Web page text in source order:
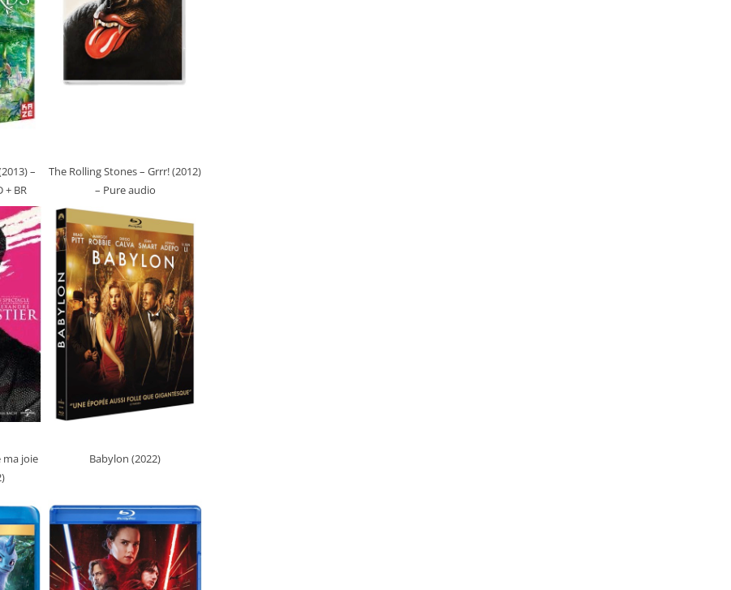
–
+ BR
The Rolling Stones – Grrr! (2012)
– Pure audio
ma joie
Babylon (2022)